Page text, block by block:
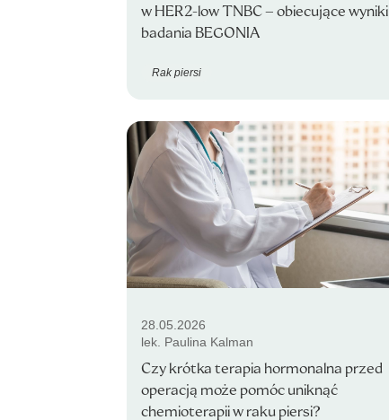
w HER2-low TNBC – obiecujące wyniki
badania BEGONIA
Rak piersi
28.05.2026
lek. Paulina Kalman
Czy krótka terapia hormonalna przed
operacją może pomóc uniknąć
chemioterapii w raku piersi?